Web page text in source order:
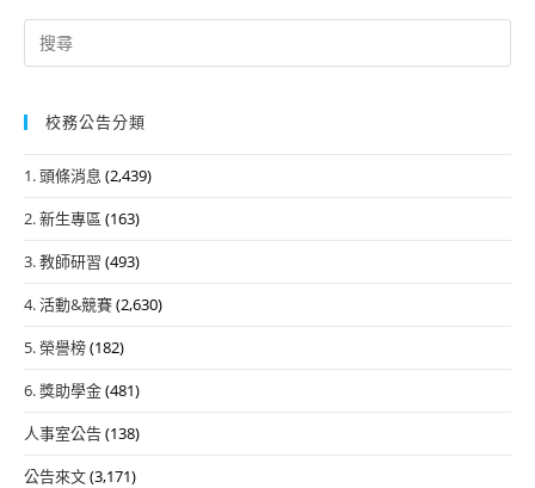
Search
for:
校務公告分類
1. 頭條消息 (2,439)
2. 新生專區 (163)
3. 教師研習 (493)
4. 活動&競賽(2,630)
5. 榮譽榜(182)
6. 獎助學金(481)
人事室公告(138)
公告來文(3,171)